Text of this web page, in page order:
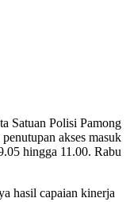
Satuan Polisi Pamong
akses masuk
hingga 11.00. Rabu
hasil capaian kinerja